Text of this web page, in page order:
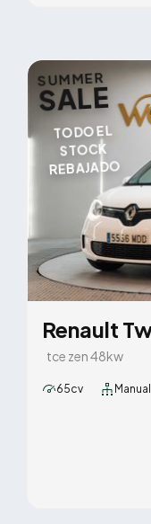
SUMMER
SALE
TODO EL
STOCK
REBAJADO
Renault
tce zen 48kw
65cv Manual